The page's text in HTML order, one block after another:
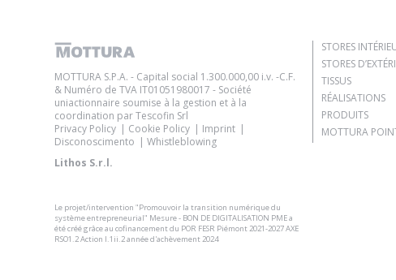
MOTTURA S.P.A. - Capital social 1.300.000,00 i.v. -C.F.
& Numéro de TVA IT01051980017 - Société
uniactionnaire soumise à la gestion et à la
coordination par Tescofin Srl
Privacy Policy
Cookie Policy
Imprint
Disconoscimento
Whistleblowing
Lithos S.r.l.
Le projet/intervention "Promouvoir la transition numérique du
système entrepreneurial" Mesure - BON DE DIGITALISATION PME a
été créé grâce au cofinancement du POR FESR Piémont 2021-2027 AXE
RSO1.2 Action I.1ii.2 année d'achèvement 2024
STORES
STORES
TISSUS
RÉALISATIONS
PRODUITS
MOTTURA